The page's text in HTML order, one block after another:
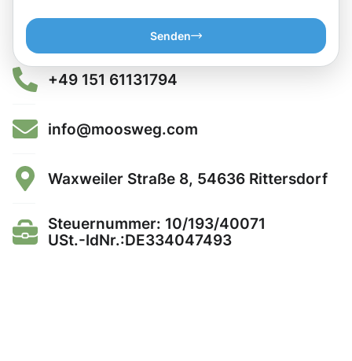
Senden
+49 151 61131794
info@moosweg.com
Waxweiler Straße 8, 54636 Rittersdorf
Steuernummer: 10/193/40071
USt.-IdNr.:DE334047493